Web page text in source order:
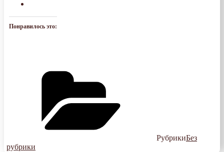
Понравилось это:
РубрикиБез
рубрики